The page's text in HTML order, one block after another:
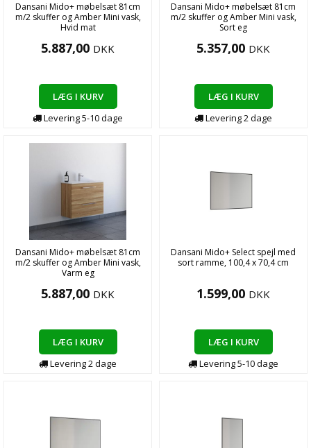
Dansani Mido+ møbelsæt 81cm
m/2 skuffer og Amber Mini vask,
Hvid mat
5.887,00 DKK
LÆG I KURV
Levering5-10dage
Dansani Mido+ møbelsæt 81cm
m/2 skuffer og Amber Mini vask,
Sort eg
5.357,00 DKK
LÆG I KURV
Levering2dage
Dansani Mido+ møbelsæt 81cm
m/2 skuffer og Amber Mini vask,
Varm eg
5.887,00 DKK
LÆG I KURV
Levering2dage
Dansani Mido+ Select spejl med
sort ramme, 100,4 x 70,4 cm
1.599,00 DKK
LÆG I KURV
Levering5-10dage